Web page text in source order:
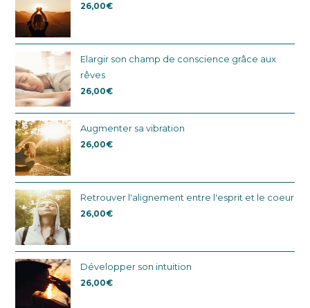
26,00€
Elargir son champ de conscience grâce aux
rêves
26,00€
Augmenter sa vibration
26,00€
Retrouver l'alignement entre l'esprit et le coeur
26,00€
Développer son intuition
26,00€